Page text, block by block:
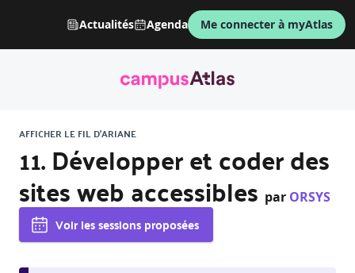
Actualités Agenda Me connecter à myAtlas
AFFICHER LE FIL D'ARIANE
11. Développer et coder des
sites web accessibles par ORSYS
Voir les sessions proposées